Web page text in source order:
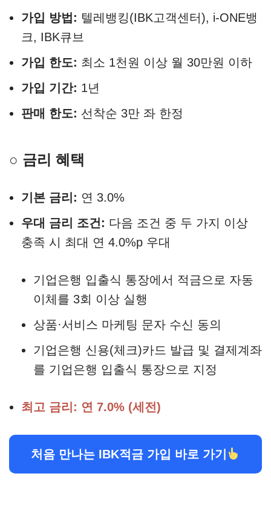
가입 방법: 텔레뱅킹(IBK고객센터), i-ONE뱅
크, IBK큐브
가입 한도: 최소 1천원 이상 월 30만원 이하
가입 기간: 1년
판매 한도: 선착순 3만 좌 한정
○ 금리 혜택
기본 금리: 연 3.0%
우대 금리 조건: 다음 조건 중 두 가지 이상
충족 시 최대 연 4.0%p 우대
기업은행 입출식 통장에서 적금으로 자동
이체를 3회 이상 실행
상품·서비스 마케팅 문자 수신 동의
기업은행 신용(체크)카드 발급 및 결제계좌
를 기업은행 입출식 통장으로 지정
최고 금리: 연 7.0% (세전)
처음 만나는 IBK적금 가입 바로 가기